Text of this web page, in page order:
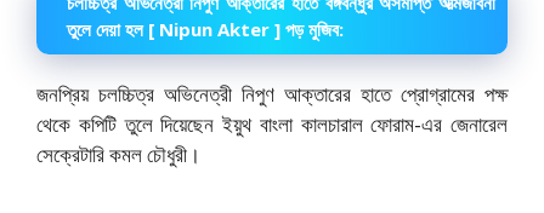
তুলে দেয়া হল [ Nipun Akter ] পড় মুজিব:
জনপ্রিয় চলচ্চিত্র অভিনেত্রী নিপুণ আক্তারের হাতে প্রোগ্রামের পক্ষ
থেকে কপিটি তুলে দিয়েছেন ইয়ুথ বাংলা কালচারাল ফোরাম-এর জেনারেল
সেক্রেটারি কমল চৌধুরী।